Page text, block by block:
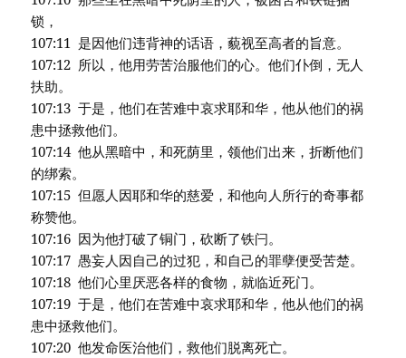
锁，
107:11 是因他们违背神的话语，藐视至高者的旨意。
107:12 所以，他用劳苦治服他们的心。他们仆倒，无人
扶助。
107:13 于是，他们在苦难中哀求耶和华，他从他们的祸
患中拯救他们。
107:14 他从黑暗中，和死荫里，领他们出来，折断他们
的绑索。
107:15 但愿人因耶和华的慈爱，和他向人所行的奇事都
称赞他。
107:16 因为他打破了铜门，砍断了铁闩。
107:17 愚妄人因自己的过犯，和自己的罪孽便受苦楚。
107:18 他们心里厌恶各样的食物，就临近死门。
107:19 于是，他们在苦难中哀求耶和华，他从他们的祸
患中拯救他们。
107:20 他发命医治他们，救他们脱离死亡。